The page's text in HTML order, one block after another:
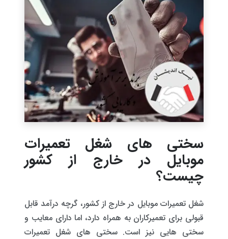
سختی های شغل تعمیرات
موبایل در خارج از کشور
چیست؟
شغل تعمیرات موبایل در خارج از کشور، گرچه درآمد قابل
قبولی برای تعمیرکاران به همراه دارد، اما دارای معایب و
سختی هایی نیز است. سختی های شغل تعمیرات